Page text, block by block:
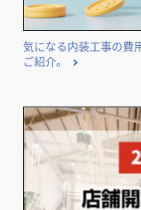
気になる内装工事の費
ご紹介。